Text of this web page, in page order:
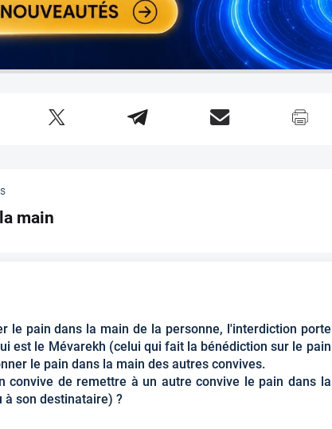
main
le pain dans la main de la personne, l'interdiction porte
est le Mévarekh (celui qui fait la bénédiction sur le pain
le pain dans la main des autres convives.
convive de remettre à un autre convive le pain dans la
son destinataire) ?